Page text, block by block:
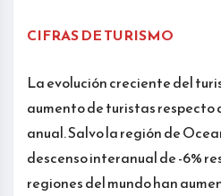
CIFRAS DE TURISMO
La evolución creciente del
aumento de turistas respecto
anual. Salvo la región de
descenso interanual de -6%
regiones del mundo han